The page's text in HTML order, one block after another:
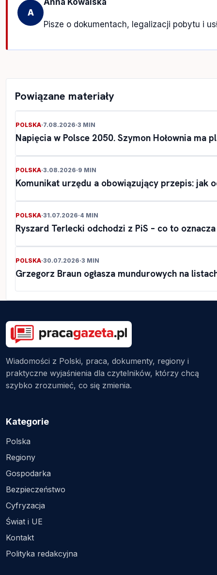
A
Anna Kowalska
Pisze o dokumentach, legalizacji pobytu i
Powiązane materiały
POLSKA·7.08.2026·3 MIN
Napięcia w Polsce 2050. Szymon Hołownia ma
POLSKA·3.08.2026·9 MIN
Komunikat urzędu a obowiązujący przepis: jak
POLSKA·31.07.2026·4 MIN
Ryszard Terlecki odchodzi z PiS – co to
POLSKA·30.07.2026·3 MIN
Grzegorz Braun ogłasza mundurowych na
Wiadomości z Polski, praca, dokumenty, regiony i
praktyczne wyjaśnienia dla czytelników, którzy chcą
szybko zrozumieć, co się zmienia.
Kategorie
Polska
Regiony
Gospodarka
Bezpieczeństwo
Cyfryzacja
Świat i UE
Kontakt
Polityka redakcyjna